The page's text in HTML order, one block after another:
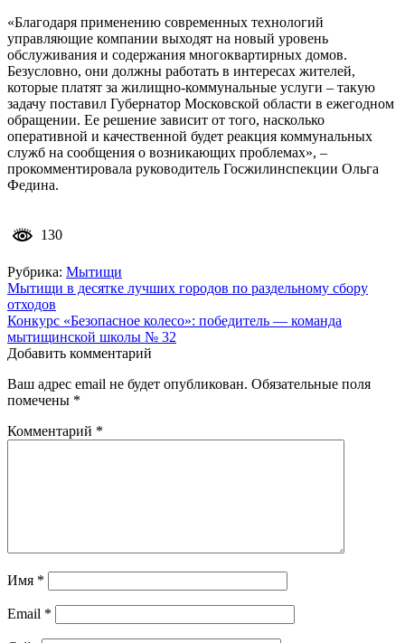
«Благодаря применению современных технологий
управляющие компании выходят на новый уровень
обслуживания и содержания многоквартирных домов.
Безусловно, они должны работать в интересах жителей,
которые платят за жилищно-коммунальные услуги – такую
задачу поставил Губернатор Московской области в ежегодном
обращении. Ее решение зависит от того, насколько
оперативной и качественной будет реакция коммунальных
служб на сообщения о возникающих проблемах», –
прокомментировала руководитель Госжилинспекции Ольга
Федина.
130
Рубрика: Мытищи
Навигация
по
записям
Мытищи в десятке лучших городов по раздельному сбору
отходов
Конкурс «Безопасное колесо»: победитель — команда
мытищинской школы № 32
Добавить комментарий
Ваш адрес email не будет опубликован. Обязательные поля
помечены *
Комментарий *
Имя *
Email *